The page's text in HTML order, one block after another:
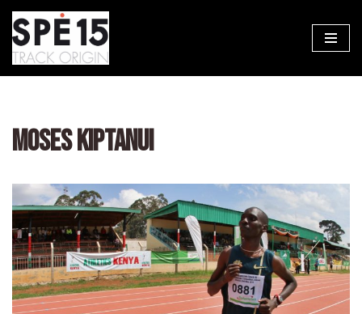
Aller
au
MOSES KIPTANUI